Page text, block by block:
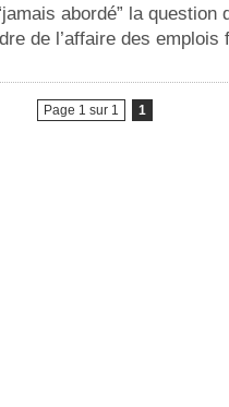
abordé” la question
de l’affaire des emplois
Page 1 sur 1 1